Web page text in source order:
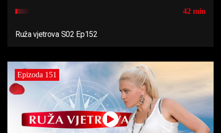
42 min
Ruža vjetrova S02 Ep152
Epizoda 151